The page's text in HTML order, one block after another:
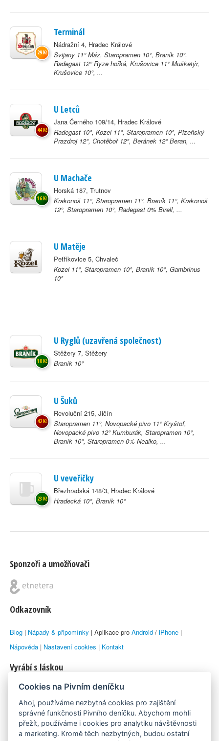
Terminál
Nádražní 4, Hradec Králové
Svijany 11° Máz, Staropramen 10°, Braník 10°,
Radegast 12° Ryze hořká, Krušovice 11° Mušketýr,
Krušovice 10°, ...
29 Kč
U Letců
Jana Černého 109/14, Hradec Králové
Radegast 10°, Kozel 11°, Staropramen 10°, Plzeňský
Prazdroj 12°, Chotěboř 12°, Beránek 12° Beran, ...
44 Kč
U Machače
Horská 187, Trutnov
Krakonoš 11°, Staropramen 11°, Braník 11°, Krakonoš
12°, Staropramen 10°, Radegast 0% Birell, ...
16 Kč
U Matěje
Petříkovice 5, Chvaleč
Kozel 11°, Staropramen 10°, Braník 10°, Gambrinus
10°
U Ryglů (uzavřená společnost)
Stěžery 7, Stěžery
Braník 10°
10 Kč
U Šuků
Revoluční 215, Jičín
Staropramen 11°, Novopacké pivo 11° Kryštof,
Novopacké pivo 12° Kumburák, Staropramen 10°,
Braník 10°, Staropramen 0% Nealko, ...
42 Kč
U veveřičky
Březhradská 148/3, Hradec Králové
Hradecká 10°, Braník 10°
23 Kč
Sponzoři a umožňovači
Odkazovník
Blog | Nápady & připomínky | Aplikace pro Android / iPhone |
Nápověda | Nastavení cookies | Kontakt
Vyrábí s láskou
© 2010–2026 byLukáš Zemanaka Emka
Máme rádi
Pivní.info
Cookies na Pivním deníčku
Ahoj, používáme nezbytná cookies pro zajištění
správné funkčnosti Pivního deníčku. Abychom mohli
přežít, používáme i cookies pro analytiku návštěvnosti
a marketing. Kromě těch nezbytných, budou ostatní